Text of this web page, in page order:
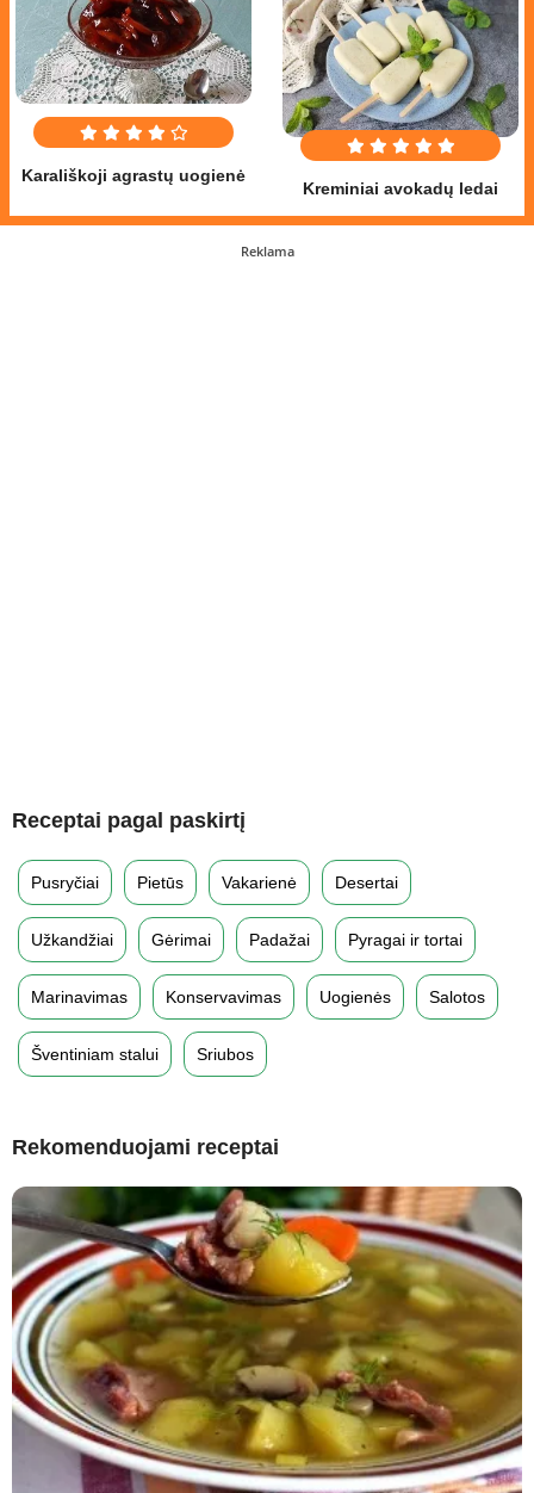
Karališkoji agrastų uogienė
Kreminiai avokadų ledai
Reklama
Receptai pagal paskirtį
Pusryčiai Pietūs Vakarienė Desertai
Užkandžiai Gėrimai Padažai Pyragai ir tortai
Marinavimas Konservavimas Uogienės Salotos
Šventiniam stalui Sriubos
Rekomenduojami receptai